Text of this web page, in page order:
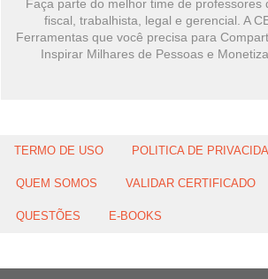
Faça parte do melhor time de professores
fiscal, trabalhista, legal e gerencial. A
Ferramentas que você precisa para
Inspirar Milhares de Pessoas e
TERMO DE USO POLITICA DE
QUEM SOMOS VALIDAR CERTIFICADO
QUESTÕES E-BOOKS